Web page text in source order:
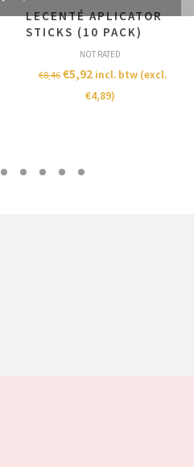
LECENTÉ APLICATOR
STICKS (10 PACK)
NOT RATED
€8,46 €5,92 incl. btw (excl.
€4,89)